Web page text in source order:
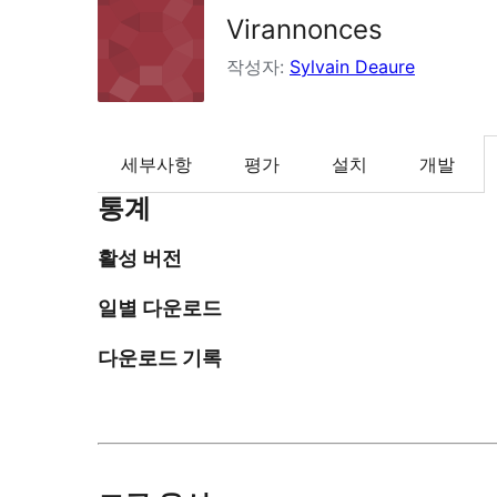
Virannonces
작성자: Sylvain Deaure
세부사항 평가 설치 개발
통계
활성 버전
일별 다운로드
다운로드 기록